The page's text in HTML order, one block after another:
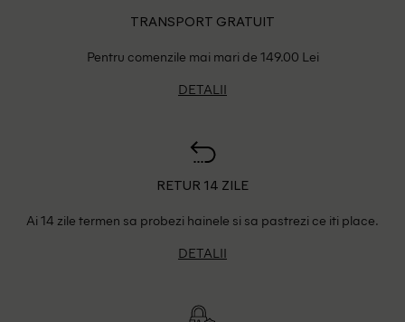
TRANSPORT GRATUIT
Pentru comenzile mai mari de 149.00 Lei
DETALII
RETUR 14 ZILE
Ai 14 zile termen sa probezi hainele si sa pastrezi ce iti place.
DETALII